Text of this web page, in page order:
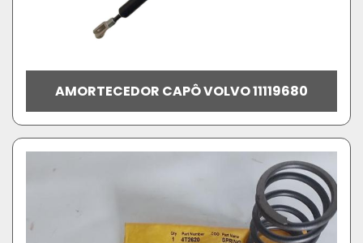
AMORTECEDOR CAPÔ VOLVO 11119680